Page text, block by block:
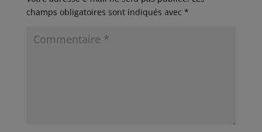
champs obligatoires sont indiqués avec *